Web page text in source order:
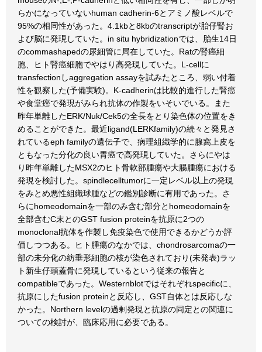
らかになっていないhuman cadherin-6とアミノ酸レベルで
95%の相同性があった。4.1kbと8kbのtranscriptが胎仔腎お
よび脳に発現していた。in situ hybridizationでは、胎生14日
のcommashapedの尿細管に局在していた。Ratの腎癌細
胞、ヒト腎癌細胞でやはり高発現していた。L-cellに
transfectionしaggregation assayを試みたところ、弱い付着
性を観察した(予備実験)。K-cadherinは比較的進行した腎癌
や食堂癌で発現がみられ抗体の作製をいそいでいる。また
昨年単離したERK/Nuk/Cek5の全長をとり染色体の位置をき
めることができた。最近ligand(LERKfamily)の続々と発見さ
れているeph familyの遺伝子で、病理組織学的に腺窩上皮を
ともなった分化の良い胃癌で高発現していた。さらにやは
り昨年単離したMSX2のヒト骨軟部腫瘍や大腸腫瘍における
発現を検討した。spindlecelltumorに一定レベル以上の発現
をみとめ悪性組織球腫などの鑑別診断に有用であった。さ
らにhomeodomainを一部のみ含む部分とhomeodomainを
全部含むC末とのGST fusion proteinを抗原に2つの
monoclonal抗体を作製し免疫染色で使用できるかどうか評
価しつつある。ヒト腫瘍のなかでは、chondrosarcomaの一
部の未分化の紡垂形細胞の核が染色されており(未発表)ラッ
ト新生仔頭蓋骨に発現しているという従来の報告と
compatibleであった。Westernblotではそれぞれspecificに、
抗原にしたfusion proteinと反応し、GST自体とは反応しな
かった。Northern levelの過剰発現と抗原の同定との関連に
ついての検討が、臨床応用に必要である。